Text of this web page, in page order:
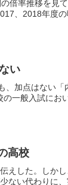
倍率推移を見
、2018年度の
い
加点はない「
一般入試にお
高校
えした。しか
ない代わりに